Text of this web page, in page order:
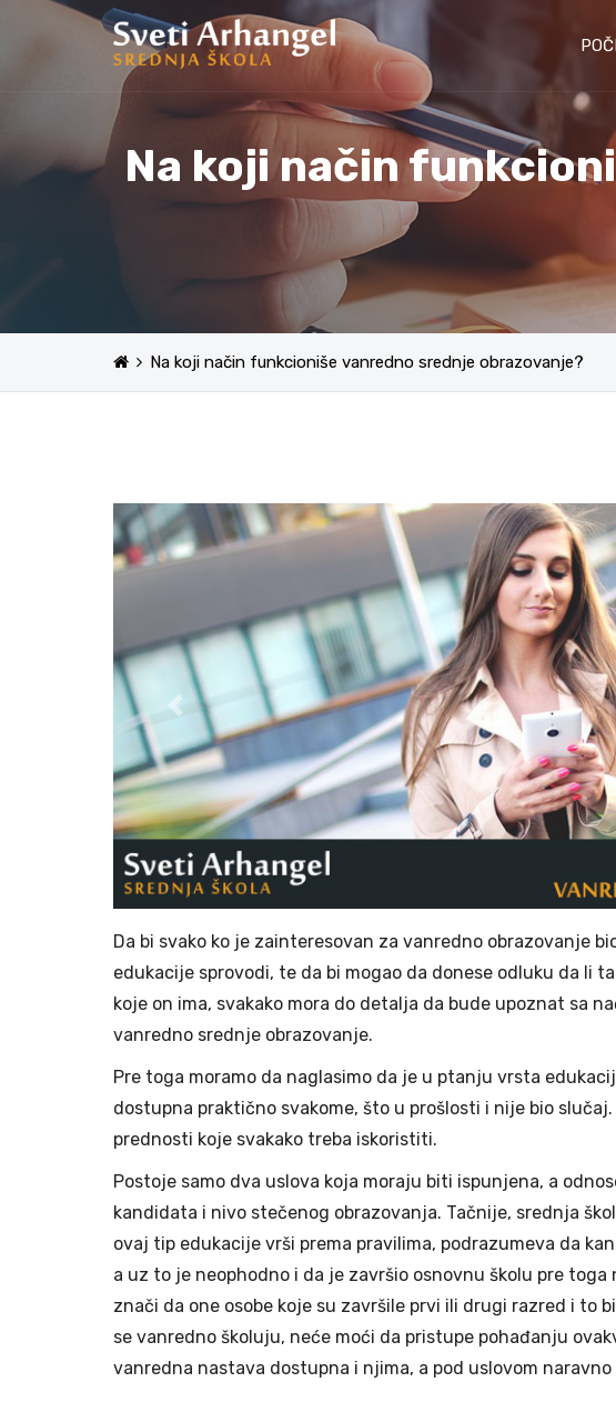
Na koji način
Na koji način funkcioniše vanredno srednje obrazovanje?
Previous
Da bi svako ko je zainteresovan za vanredno obrazovanje
edukacije sprovodi, te da bi mogao da donese odluku da li
koje on ima, svakako mora do detalja da bude upoznat sa
vanredno srednje obrazovanje.
Pre toga moramo da naglasimo da je u ptanju vrsta
dostupna praktično svakome, što u prošlosti i nije bio
prednosti koje svakako treba iskoristiti.
Postoje samo dva uslova koja moraju biti ispunjena, a
kandidata i nivo stečenog obrazovanja. Tačnije, srednja
ovaj tip edukacije vrši prema pravilima, podrazumeva da
a uz to je neophodno i da je završio osnovnu školu pre
znači da one osobe koje su završile prvi ili drugi razred i to
se vanredno školuju, neće moći da pristupe pohađanju
vanredna nastava dostupna i njima, a pod uslovom